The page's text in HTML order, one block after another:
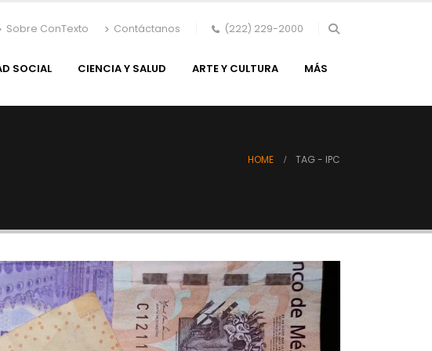
Sobre ConTexto Contáctanos (222) 229-2000
SOCIAL CIENCIA Y SALUD ARTE Y CULTURA MÁS
HOME TAG - IPC